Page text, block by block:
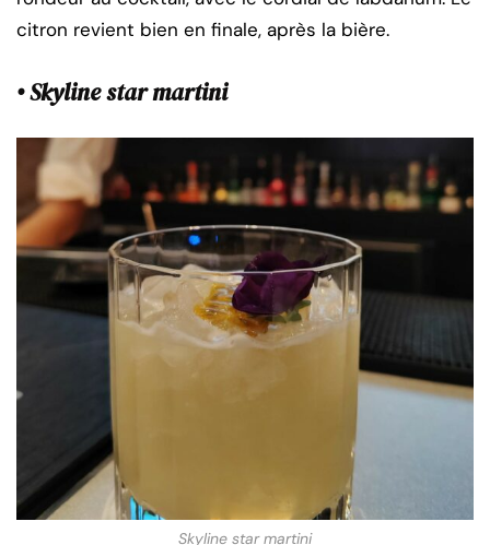
citron revient bien en finale, après la bière.
• Skyline star martini
Skyline star martini